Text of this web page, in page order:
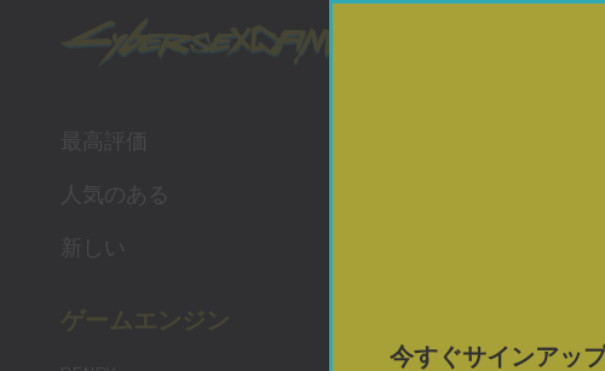
最高評価
人気のある
新しい
最高の
今すぐサインアッ